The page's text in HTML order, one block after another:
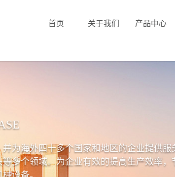
首页 关于我们 产品中心
为海外四十多个国家和地区的企业提供
多个领域。为企业有效的提高生产效率
设备。